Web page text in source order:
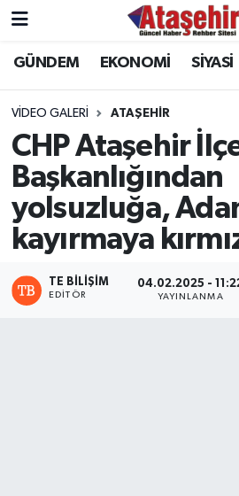
GÜNDEM EKONOMİ SİYASİ
VIDEO GALERI ATAŞEHIR
CHP Ataşehir
Başkanlığından
yolsuzluğa,
kayırmaya
TE BILIŞIM
EDITÖR
04.02.2025 -
YAYINLANMA
Hava Durumu
Trafik Durumu
Süper Lig Puan Durumu ve
Tüm Manşetler
Son Dakika Haberleri
Haber Arşivi